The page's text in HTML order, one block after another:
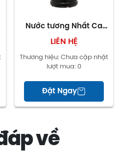
Nước tương Nhất Ca
Tam Thái Tử chai
500ml
LIÊN HỆ
Thương hiệu: Chưa cập nhật
lượt mua: 0
Đặt Ngay
về